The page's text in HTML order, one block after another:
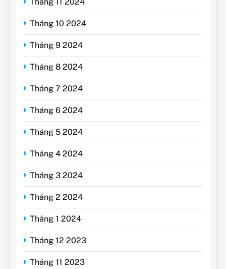
Tháng 10 2024
Tháng 9 2024
Tháng 8 2024
Tháng 7 2024
Tháng 6 2024
Tháng 5 2024
Tháng 4 2024
Tháng 3 2024
Tháng 2 2024
Tháng 1 2024
Tháng 12 2023
Tháng 11 2023